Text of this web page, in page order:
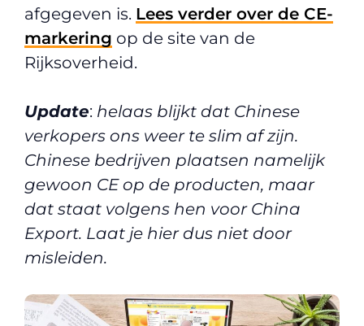
afgegeven is. Lees verder over de CE-
markering op de site van de
Rijksoverheid.
Update: helaas blijkt dat Chinese
verkopers ons weer te slim af zijn.
Chinese bedrijven plaatsen namelijk
gewoon CE op de producten, maar
dat staat volgens hen voor China
Export. Laat je hier dus niet door
misleiden.